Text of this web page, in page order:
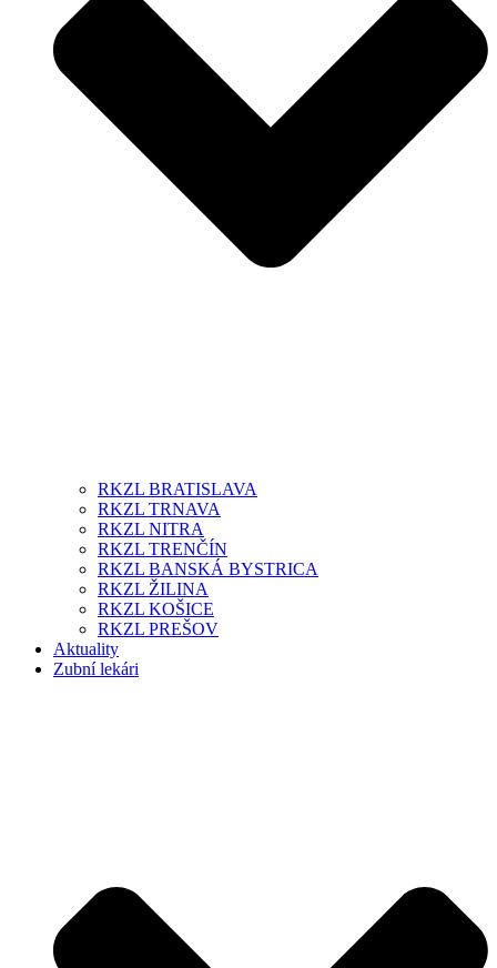
RKZL BRATISLAVA
RKZL TRNAVA
RKZL NITRA
RKZL TRENČÍN
RKZL BANSKÁ BYSTRICA
RKZL ŽILINA
RKZL KOŠICE
RKZL PREŠOV
Aktuality
Zubní lekári